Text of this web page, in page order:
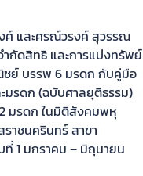
และศรณ์วรงค์ สุวรรณ
ำกัดสิทธิ และการแบ่งทรัพย์
ย์ บรรพ 6 มรดก กับคู่มือ
มรดก (ฉบับศาลยุติธรรม)
มรดก ในมิติสังคมพหุ
าชนครินทร์ สาขา
1 มกราคม – มิถุนายน